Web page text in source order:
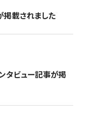
掲載されました
タビュー記事が掲